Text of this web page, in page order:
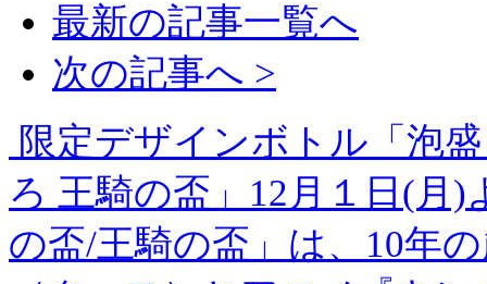
最新の記事一覧へ
次の記事へ >
限定デザインボトル「泡
ろ 王騎の盃」12月１日(月)
の盃/王騎の盃」は、10年